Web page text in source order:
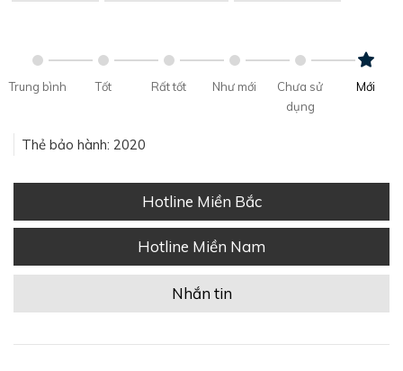
Trung bình Tốt Rất tốt Như mới
Chưa sử
dụng
Mới
Thẻ bảo hành: 2020
Hotline Miền Bắc
Hotline Miền Nam
Nhắn tin